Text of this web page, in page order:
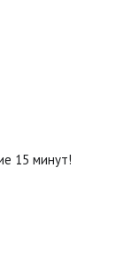
15 минут!